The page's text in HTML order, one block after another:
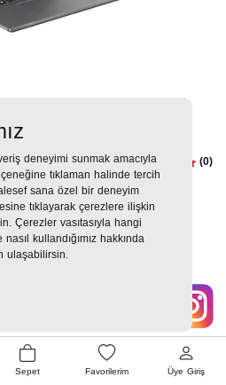
Sepet Favorilerim Üye Giriş
I7-
1TB
15.6"
Laptop
(0)
deneyimi sunmak amacıyla
tıklaman halinde tercih
sana özel bir deneyim
tıklayarak çerezlere ilişkin
Çerezler vasıtasıyla hangi
kullandığımız hakkında
ulaşabilirsin.